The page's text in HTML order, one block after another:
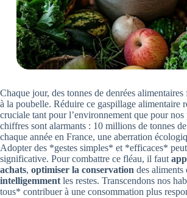
Chaque jour, des tonnes de denrées
à la poubelle. Réduire ce gaspillage alimentaire
cruciale tant pour l’environnement que pour
chiffres sont alarmants : 10 millions de tonnes
chaque année en France, une aberration
Adopter des *gestes simples* et *efficaces*
significative. Pour combattre ce fléau, il faut
achats, optimiser la conservation des aliments
intelligemment les restes. Transcendons nos
tous* contribuer à une consommation plus